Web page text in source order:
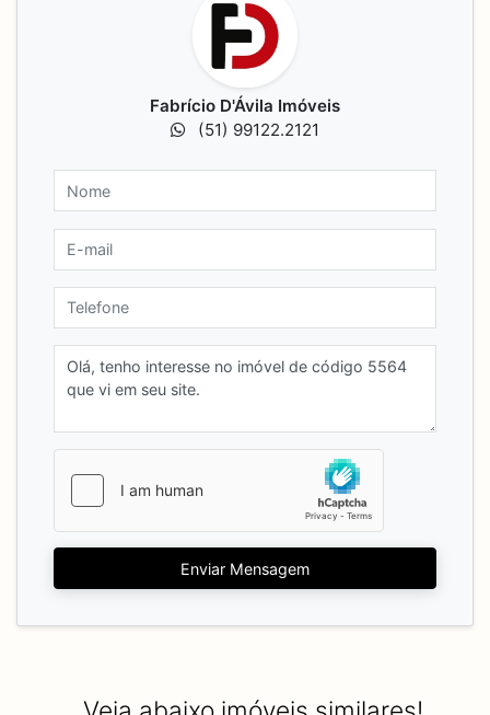
Fabrício D'Ávila Imóveis
(51) 99122.2121
Enviar Mensagem